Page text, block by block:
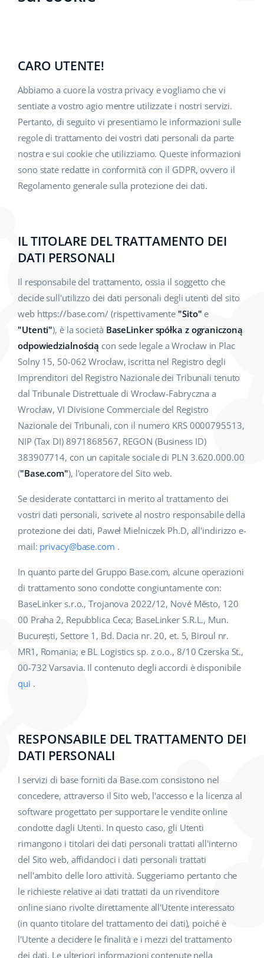
română
CARO UTENTE!
Abbiamo a cuore la vostra privacy e vogliamo che vi
sentiate a vostro agio mentre utilizzate i nostri servizi.
Pertanto, di seguito vi presentiamo le informazioni sulle
regole di trattamento dei vostri dati personali da parte
nostra e sui cookie che utilizziamo. Queste informazioni
sono state redatte in conformità con il GDPR, ovvero il
Regolamento generale sulla protezione dei dati.
IL TITOLARE DEL TRATTAMENTO DEI
DATI PERSONALI
Il responsabile del trattamento, ossia il soggetto che
decide sull'utilizzo dei dati personali degli utenti del sito
web https://base.com/ (rispettivamente "Sito" e
"Utenti"), è la società BaseLinker spółka z ograniczoną
odpowiedzialnością con sede legale a Wrocław in Plac
Solny 15, 50-062 Wrocław, iscritta nel Registro degli
Imprenditori del Registro Nazionale dei Tribunali tenuto
dal Tribunale Distrettuale di Wrocław-Fabryczna a
Wrocław, VI Divisione Commerciale del Registro
Nazionale dei Tribunali, con il numero KRS 0000795513,
NIP (Tax DI) 8971868567, REGON (Business ID)
383907714, con un capitale sociale di PLN 3.620.000.00
("Base.com"), l'operatore del Sito web.
Se desiderate contattarci in merito al trattamento dei
vostri dati personali, scrivete al nostro responsabile della
protezione dei dati, Paweł Mielniczek Ph.D, all'indirizzo e-
mail: privacy@base.com .
In quanto parte del Gruppo Base.com, alcune operazioni
di trattamento sono condotte congiuntamente con:
BaseLinker s.r.o., Trojanova 2022/12, Nové Město, 120
00 Praha 2, Repubblica Ceca; BaseLinker S.R.L., Mun.
București, Settore 1, Bd. Dacia nr. 20, et. 5, Biroul nr.
MR1, Romania; e BL Logistics sp. z o.o., 8/10 Czerska St.,
00-732 Varsavia. Il contenuto degli accordi è disponibile
qui .
RESPONSABILE DEL TRATTAMENTO DEI
DATI PERSONALI
I servizi di base forniti da Base.com consistono nel
concedere, attraverso il Sito web, l'accesso e la licenza al
software progettato per supportare le vendite online
condotte dagli Utenti. In questo caso, gli Utenti
rimangono i titolari dei dati personali trattati all'interno
del Sito web, affidandoci i dati personali trattati
nell'ambito delle loro attività. Suggeriamo pertanto che
le richieste relative ai dati trattati da un rivenditore
online siano rivolte direttamente all'Utente interessato
(in quanto titolare del trattamento dei dati), poiché è
l'Utente a decidere le finalità e i mezzi del trattamento
dei dati. Le ulteriori informazioni contenute nella